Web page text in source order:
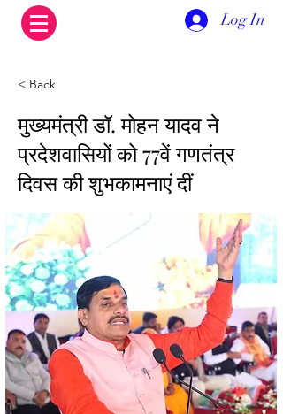
Log In
< Back
मुख्यमंत्री डॉ. मोहन यादव ने
प्रदेशवासियों को 77वें गणतंत्र
दिवस की शुभकामनाएं दीं